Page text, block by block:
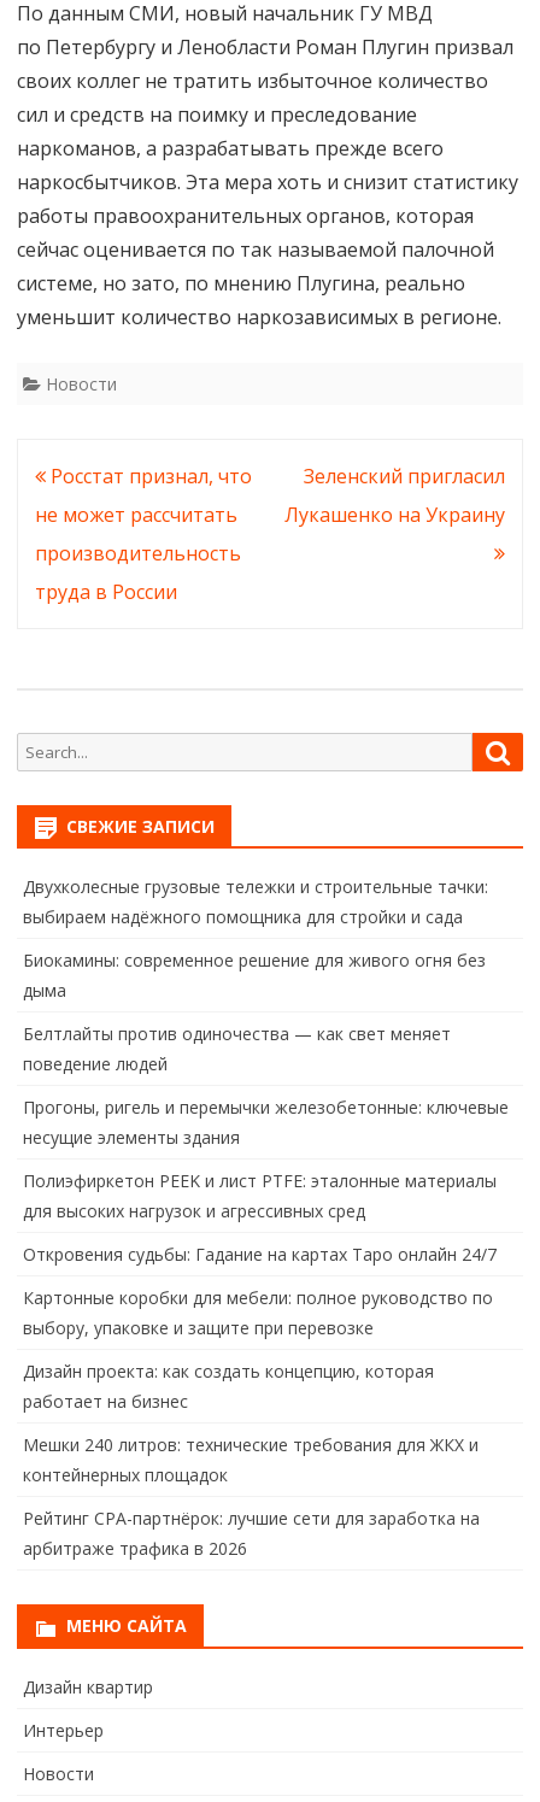
По данным СМИ, новый начальник ГУ МВД
по Петербургу и Ленобласти Роман Плугин призвал
своих коллег не тратить избыточное количество
сил и средств на поимку и преследование
наркоманов, а разрабатывать прежде всего
наркосбытчиков. Эта мера хоть и снизит статистику
работы правоохранительных органов, которая
сейчас оценивается по так называемой палочной
системе, но зато, по мнению Плугина, реально
уменьшит количество наркозависимых в регионе.
Новости
Навигация
по
записям
Росстат признал, что
не может рассчитать
производительность
труда в России
Зеленский пригласил
Лукашенко на Украину
Search
for:
СВЕЖИЕ ЗАПИСИ
Двухколесные грузовые тележки и строительные тачки:
выбираем надёжного помощника для стройки и сада
Биокамины: современное решение для живого огня без
дыма
Белтлайты против одиночества — как свет меняет
поведение людей
Прогоны, ригель и перемычки железобетонные: ключевые
несущие элементы здания
Полиэфиркетон PEEK и лист PTFE: эталонные материалы
для высоких нагрузок и агрессивных сред
Откровения судьбы: Гадание на картах Таро онлайн 24/7
Картонные коробки для мебели: полное руководство по
выбору, упаковке и защите при перевозке
Дизайн проекта: как создать концепцию, которая
работает на бизнес
Мешки 240 литров: технические требования для ЖКХ и
контейнерных площадок
Рейтинг CPA-партнёрок: лучшие сети для заработка на
арбитраже трафика в 2026
МЕНЮ САЙТА
Дизайн квартир
Интерьер
Новости